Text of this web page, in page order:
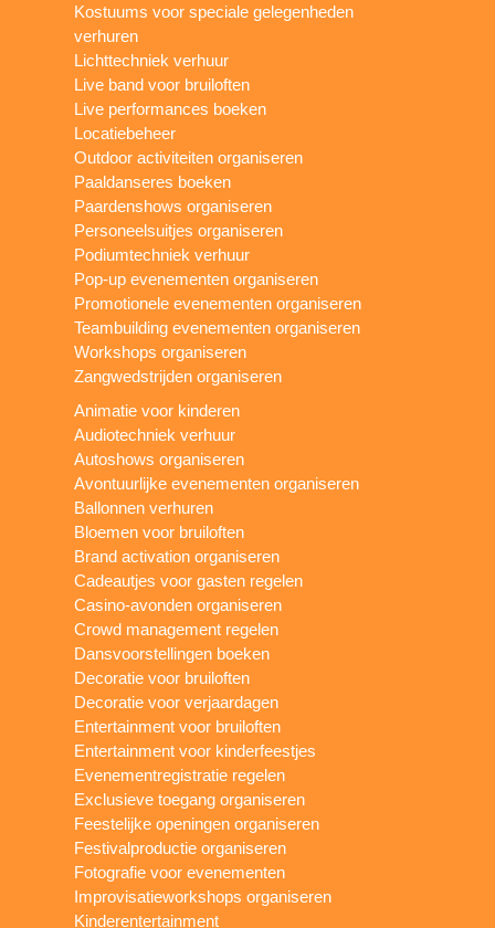
Kostuums voor speciale gelegenheden
verhuren
Lichttechniek verhuur
Live band voor bruiloften
Live performances boeken
Locatiebeheer
Outdoor activiteiten organiseren
Paaldanseres boeken
Paardenshows organiseren
Personeelsuitjes organiseren
Podiumtechniek verhuur
Pop-up evenementen organiseren
Promotionele evenementen organiseren
Teambuilding evenementen organiseren
Workshops organiseren
Zangwedstrijden organiseren
Animatie voor kinderen
Audiotechniek verhuur
Autoshows organiseren
Avontuurlijke evenementen organiseren
Ballonnen verhuren
Bloemen voor bruiloften
Brand activation organiseren
Cadeautjes voor gasten regelen
Casino-avonden organiseren
Crowd management regelen
Dansvoorstellingen boeken
Decoratie voor bruiloften
Decoratie voor verjaardagen
Entertainment voor bruiloften
Entertainment voor kinderfeestjes
Evenementregistratie regelen
Exclusieve toegang organiseren
Feestelijke openingen organiseren
Festivalproductie organiseren
Fotografie voor evenementen
Improvisatieworkshops organiseren
Kinderentertainment